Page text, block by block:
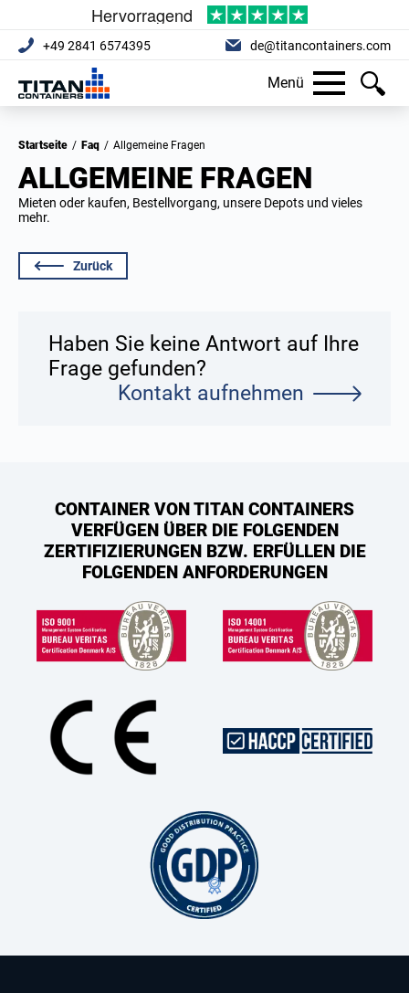
+49 2841 6574395 de@titancontainers.com
Menü
Startseite / Faq / Allgemeine Fragen
ALLGEMEINE FRAGEN
Mieten oder kaufen, Bestellvorgang, unsere Depots und vieles
mehr.
Zurück
Haben Sie keine Antwort auf Ihre
Frage gefunden?
Kontakt aufnehmen
CONTAINER VON TITAN CONTAINERS
VERFÜGEN ÜBER DIE FOLGENDEN
ZERTIFIZIERUNGEN BZW. ERFÜLLEN DIE
FOLGENDEN ANFORDERUNGEN